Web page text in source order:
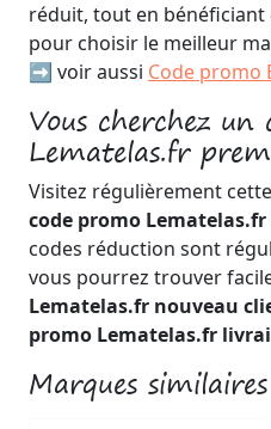
réduit, tout en bénéficiant
pour choisir le meilleur
➡️ voir aussi Code promo
Vous cherchez
Lematelas.fr
Visitez régulièrement
code promo
codes réduction sont
vous pourrez trouver
Lematelas.fr nouveau
promo Lematelas.fr
Marques